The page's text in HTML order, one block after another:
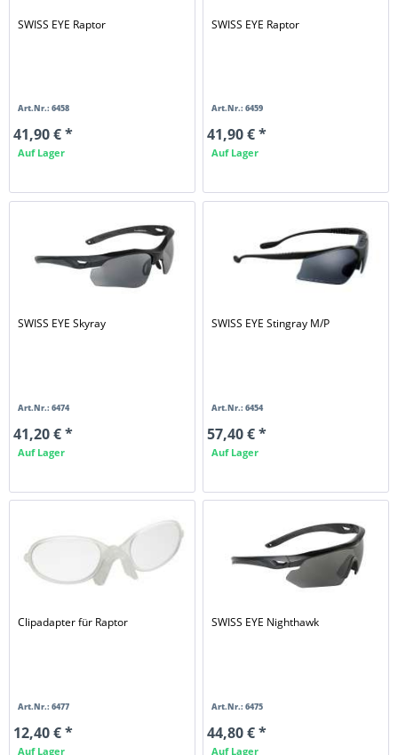
SWISS EYE Raptor
Art.Nr.: 6458
41,90 € *
Auf Lager
SWISS EYE Raptor
Art.Nr.: 6459
41,90 € *
Auf Lager
SWISS EYE Skyray
Art.Nr.: 6474
41,20 € *
Auf Lager
SWISS EYE Stingray M/P
Art.Nr.: 6454
57,40 € *
Auf Lager
Clipadapter für Raptor
Art.Nr.: 6477
12,40 € *
Auf Lager
SWISS EYE Nighthawk
Art.Nr.: 6475
44,80 € *
Auf Lager